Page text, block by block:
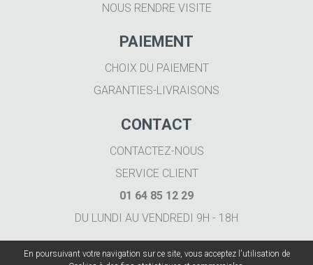
NOUS RENDRE VISITE
PAIEMENT
CHOIX DU PAIEMENT
GARANTIES-LIVRAISONS
CONTACT
CONTACTEZ-NOUS
SERVICE CLIENT
01 64 85 12 29
DU LUNDI AU VENDREDI 9H - 18H
En poursuivant votre navigation sur ce site, vous acceptez l'utilisation de